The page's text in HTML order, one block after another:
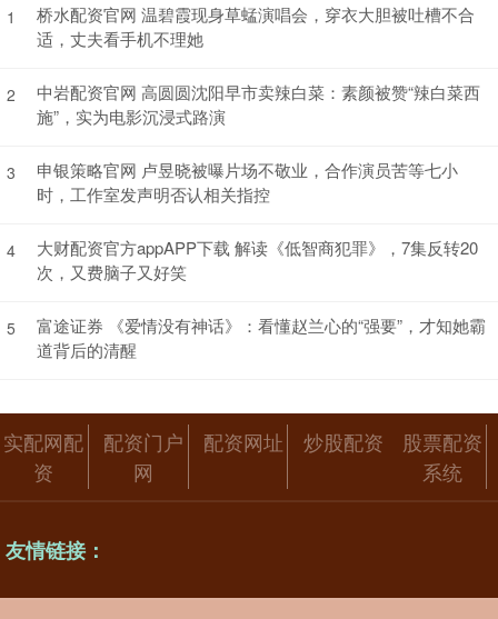
1
桥水配资官网 温碧霞现身草蜢演唱会，穿衣大胆被吐槽不合
适，丈夫看手机不理她
2
中岩配资官网 高圆圆沈阳早市卖辣白菜：素颜被赞“辣白菜西
施”，实为电影沉浸式路演
3
申银策略官网 卢昱晓被曝片场不敬业，合作演员苦等七小
时，工作室发声明否认相关指控
4
大财配资官方appAPP下载 解读《低智商犯罪》，7集反转20
次，又费脑子又好笑
5
富途证券 《爱情没有神话》：看懂赵兰心的“强要”，才知她霸
道背后的清醒
实配网配
资
配资门户
网
配资网址 炒股配资
股票配资
系统
友情链接：